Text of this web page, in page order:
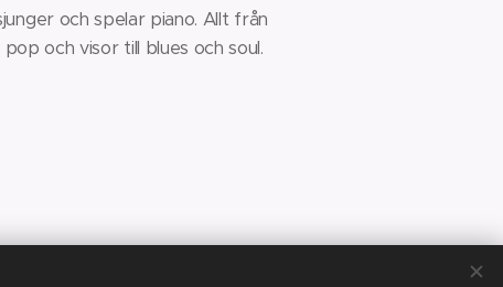
och spelar piano. Allt från
pop och visor till blues och soul.